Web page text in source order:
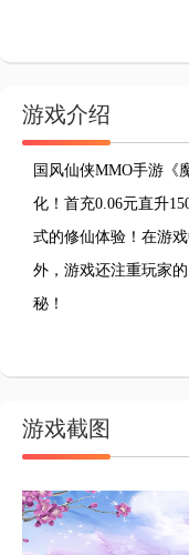
游戏介绍
国风仙侠MMO手游《
化！首充0.06元直升
式的修仙体验！在游
外，游戏还注重玩家
秘！
游戏截图